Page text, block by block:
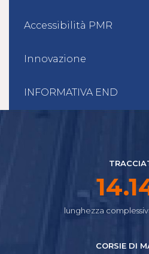
Accessibilità PMR
Innovazione
INFORMATIVA END
lunghezza
CORSIE DI